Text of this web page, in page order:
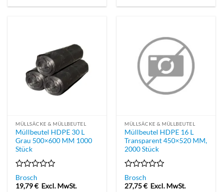
MÜLLSÄCKE & MÜLLBEUTEL
Müllbeutel HDPE 30 L
Grau 500×600 MM 1000
Stück
Bewertet
mit
Brosch
19,79€ Excl. MwSt.
MÜLLSÄCKE & MÜLLBEUTEL
Müllbeutel HDPE 16 L
Transparent 450×520 MM,
2000 Stück
Bewertet
mit
Brosch
27,75€ Excl. MwSt.